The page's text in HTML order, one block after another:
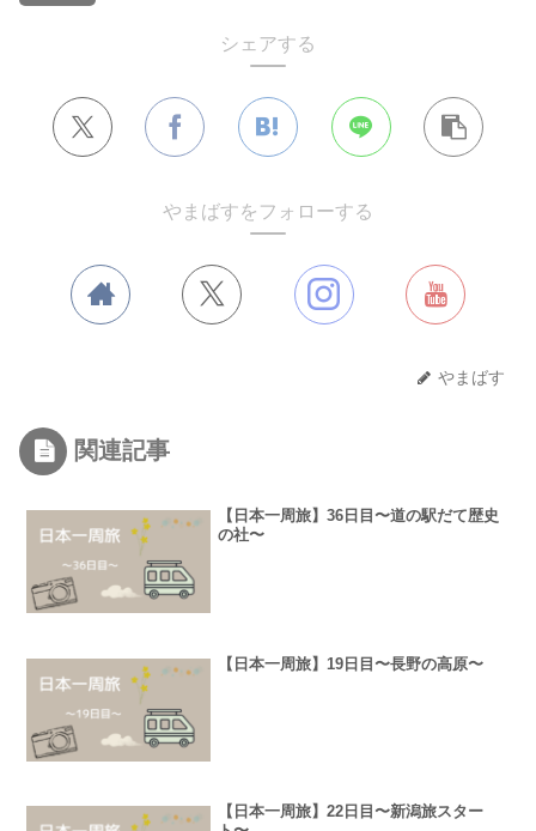
シェアする
やまばすをフォローする
やまばす
関連記事
【日本一周旅】36日目〜道の駅だて歴史
の社〜
【日本一周旅】19日目〜長野の高原〜
【日本一周旅】22日目〜新潟旅スター